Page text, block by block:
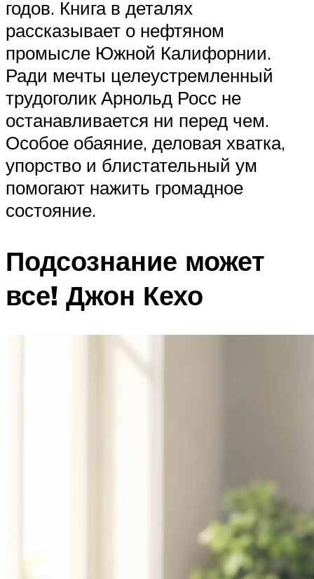
годов. Книга в деталях
рассказывает о нефтяном
промысле Южной Калифорнии.
Ради мечты целеустремленный
трудоголик Арнольд Росс не
останавливается ни перед чем.
Особое обаяние, деловая хватка,
упорство и блистательный ум
помогают нажить громадное
состояние.
Подсознание может
все! Джон Кехо